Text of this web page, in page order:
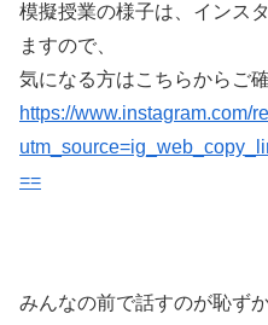
模擬授業の様子は、インス
ますので、
気になる方はこちらからご
https://www.instagram.com/
==
みんなの前で話すのが恥ず